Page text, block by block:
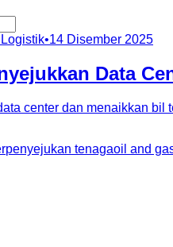
•14 Disember 2025
Data
center dan menaikkan
penyejukan tenagaoil and